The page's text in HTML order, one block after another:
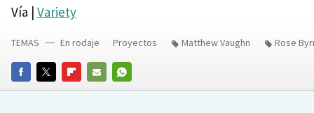
Vía | Variety
FACEBOOKTWITTERFLIPBOARD
E-
WHATSAPP
TEMAS En rodaje Proyectos Matthew Vaughn Rose